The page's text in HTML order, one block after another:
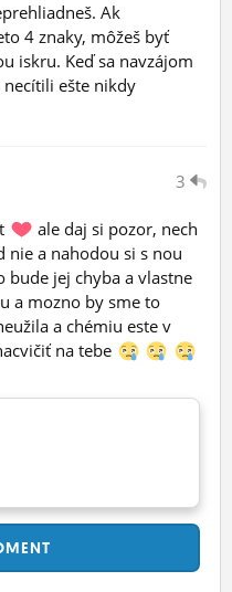
Ak
4 znaky, môžeš byť
iskru. Keď sa navzájom
ešte nikdy
3
ale daj si pozor, nech
nie a nahodou si s nou
jej chyba a vlastne
a mozno by sme to
a chémiu este v
na tebe